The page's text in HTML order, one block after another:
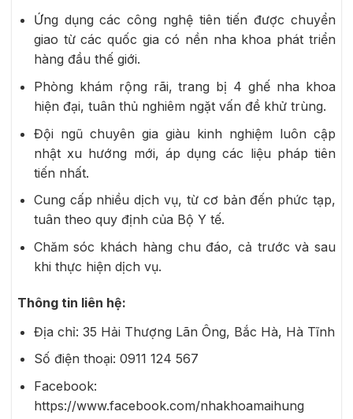
Ứng dụng các công nghệ tiên tiến được chuyển
giao từ các quốc gia có nền nha khoa phát triển
hàng đầu thế giới.
Phòng khám rộng rãi, trang bị 4 ghế nha khoa
hiện đại, tuân thủ nghiêm ngặt vấn đề khử trùng.
Đội ngũ chuyên gia giàu kinh nghiệm luôn cập
nhật xu hướng mới, áp dụng các liệu pháp tiên
tiến nhất.
Cung cấp nhiều dịch vụ, từ cơ bản đến phức tạp,
tuân theo quy định của Bộ Y tế.
Chăm sóc khách hàng chu đáo, cả trước và sau
khi thực hiện dịch vụ.
Thông tin liên hệ:
Địa chỉ: 35 Hải Thượng Lãn Ông, Bắc Hà, Hà Tĩnh
Số điện thoại: 0911 124 567
Facebook:
https://www.facebook.com/nhakhoamaihung